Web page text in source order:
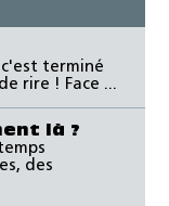
terminé
rire ! Face ...
là ?
des